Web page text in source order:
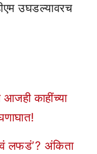
उघडल्यावरच
आजही काहींच्या
लफडं’? अंकिता